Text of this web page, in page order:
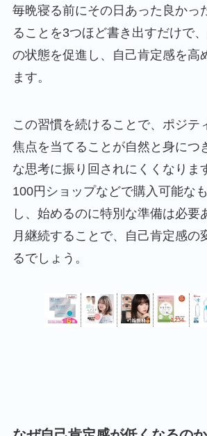
毎晩寝る前にその日あった良かっ
ることを3つほど書き出すだけで
の状態を促進し、自己肯定感を高
ます。
この習慣を続けることで、ポジテ
焦点を当てることが自然と身につ
な思考に振り回されにくくなりま
100円ショップなどで購入可能な
し、始めるのに特別な準備は必要
月継続することで、自己肯定感の
るでしょう。